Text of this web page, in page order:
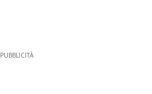
PUBBLICITÀ